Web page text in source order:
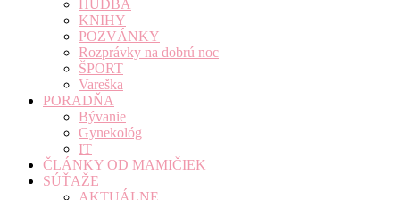
HUDBA
KNIHY
POZVÁNKY
Rozprávky na dobrú noc
ŠPORT
Vareška
PORADŇA
Bývanie
Gynekológ
IT
ČLÁNKY OD MAMIČIEK
SÚŤAŽE
AKTUÁLNE